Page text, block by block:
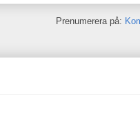
Prenumerera på: